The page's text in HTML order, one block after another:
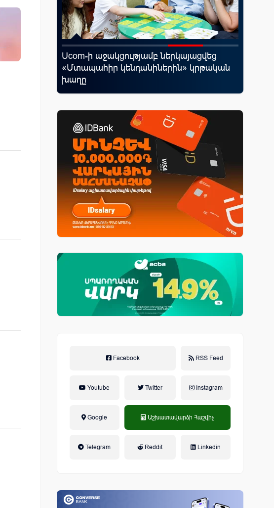
Ucom-ի աջակցությամբ ներկայացվեց
«Մտապահիր կենդանիներին» կրթական
խաղը
Facebook RSS Feed
Youtube Twitter Instagram
Google Աշխատավարձի Հաշվիչ
Telegram Reddit Linkedin